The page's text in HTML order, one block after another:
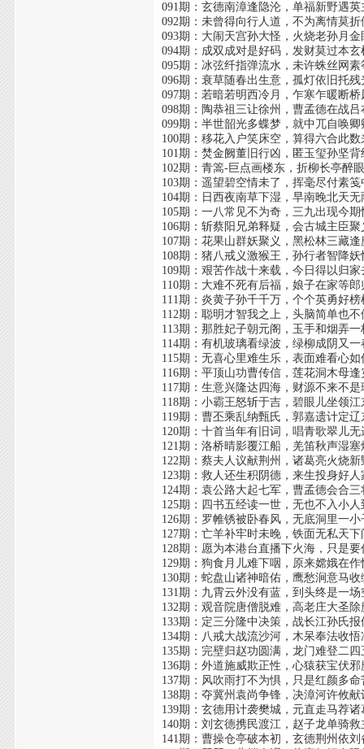
091期：玄德南漳逢隐沦，单福新野遇英
092期：未曾得向行人道，不为离情莫折
093期：大闹天宫孙大怪，火烧老孙月金
094期：成双成对是好码，发财莫过本玄
095期：冰弦纤指弹流水，未许蛛丝网素
096期：衰草随春出生意，孤灯依旧托残
097期：若暗若明西冷月，乍寒乍暖断桥
098期：陶恭祖三让徐州，曹孟德在战吕
099期：半世韶光多蝶梦，就中兀自唤卿
100期：移花入户笑床空，算得六合此数
101期：焚金阙董旧行凶，匿玉玺孙坚背
102期：青篙-巨点画楼东，折柳长亭醉
103期：遥望碧空情未了，挥毫尽付素笺
104期：日西夜南草下湿，早南晚北天无
105期：一八常见不为奇，三九出现今期
106期：斩蔡阳兄弟释疑，会古城主臣聚
107期：花果山群妖聚义，黑松林三藏逢
108期：猪八戒义激猴王，孙行者智降妖
109期：艰苦作战十来载，今日得以归家
110期：大难不死有后福，娘子在家等郎
111期：炎黄子孙千千万，个个英勇好榜
112期：聪明才智我之上，头脑简单也不
113期：那胜妃子朝元阁，玉手和烟弄一
114期：有机玻璃看绿波，绿柳成阴又一
115期：无喜心里难生乐，表面难看心如
116期：平顶山功曹传信，莲花洞木母逢
117期：生意兴隆达四海，财源不来不是
118期：小霸王怒斩于吉，碧眼儿坐领江
119期：曹丕乘乱纳甄氏，郭嘉遗计定辽
120期：十首当年有旧词，唱青歌翠儿无
121期：洛桥晴影覆江船，羌笛秋声湿塞
122期：蔡夫人议献荆州，诸葛亮火烧新
123期：救人还生积阴德，来生投身好人
124期：袁公路大起七军，曹孟德会合三
125期：四书五经读一世，无也不入小人
126期：罗帷锈被卧春风，无底洞里一小
127期：亡羊补牢时未晚，铁面无私天下
128期：愿为本港台直播下火海，只是
129期：狗食月儿难下咽，原来嫦娥在作
130期：蛇盘山诸神暗佑，鹰愁涧意马收
131期：九霄云外没有蓝，到头终是一场
132期：观音院唐僧脱难，高老庄大圣除
133期：定三分隆中决策，战长江孙氏报
134期：八戒大战流沙河，木呆奉法收悟
135期：完壁归赵功圆满，龙门难登二四
136期：外道施威欺正性，心猿获宝伏邪
137期：风吹雨打不为惧，只是红颜多命
138期：夺冀州袁尚争锋，决漳河许攸献
139期：玄德用计袭樊城，元直走马荐诸
140期：刘玄德携民渡江，赵子龙单骑救
141期：曹操仓亭破本初，玄德荆州依刘